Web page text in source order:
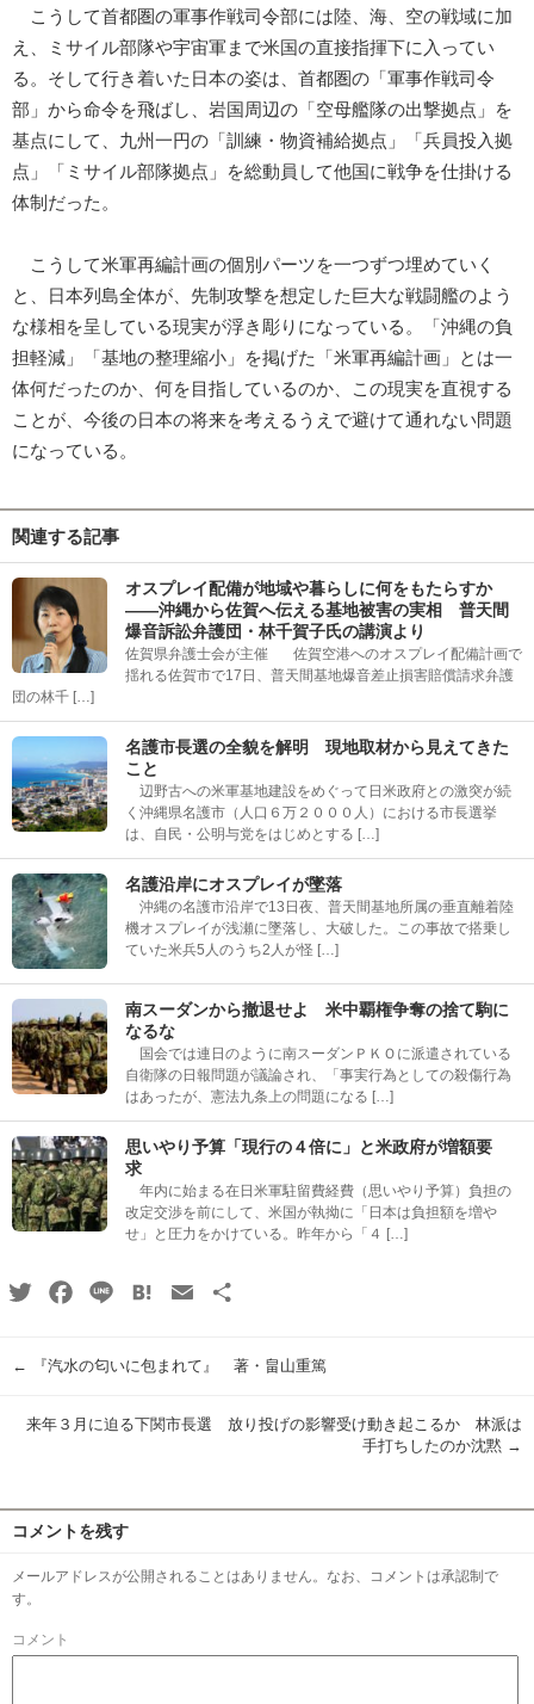
こうして首都圏の軍事作戦司令部には陸、海、空の戦域に加
え、ミサイル部隊や宇宙軍まで米国の直接指揮下に入ってい
る。そして行き着いた日本の姿は、首都圏の「軍事作戦司令
部」から命令を飛ばし、岩国周辺の「空母艦隊の出撃拠点」を
基点にして、九州一円の「訓練・物資補給拠点」「兵員投入拠
点」「ミサイル部隊拠点」を総動員して他国に戦争を仕掛ける
体制だった。
こうして米軍再編計画の個別パーツを一つずつ埋めていく
と、日本列島全体が、先制攻撃を想定した巨大な戦闘艦のよう
な様相を呈している現実が浮き彫りになっている。「沖縄の負
担軽減」「基地の整理縮小」を掲げた「米軍再編計画」とは一
体何だったのか、何を目指しているのか、この現実を直視する
ことが、今後の日本の将来を考えるうえで避けて通れない問題
になっている。
関連する記事
オスプレイ配備が地域や暮らしに何をもたらすか
――沖縄から佐賀へ伝える基地被害の実相 普天間
爆音訴訟弁護団・林千賀子氏の講演より
佐賀県弁護士会が主催 佐賀空港へのオスプレイ配備計画で
揺れる佐賀市で17日、普天間基地爆音差止損害賠償請求弁護
団の林千 […]
名護市長選の全貌を解明 現地取材から見えてきた
こと
辺野古への米軍基地建設をめぐって日米政府との激突が続
く沖縄県名護市（人口６万２０００人）における市長選挙
は、自民・公明与党をはじめとする […]
名護沿岸にオスプレイが墜落
沖縄の名護市沿岸で13日夜、普天間基地所属の垂直離着陸
機オスプレイが浅瀬に墜落し、大破した。この事故で搭乗し
ていた米兵5人のうち2人が怪 […]
南スーダンから撤退せよ 米中覇権争奪の捨て駒に
なるな
国会では連日のように南スーダンＰＫＯに派遣されている
自衛隊の日報問題が議論され、「事実行為としての殺傷行為
はあったが、憲法九条上の問題になる […]
思いやり予算「現行の４倍に」と米政府が増額要
求
年内に始まる在日米軍駐留費経費（思いやり予算）負担の
改定交渉を前にして、米国が執拗に「日本は負担額を増や
せ」と圧力をかけている。昨年から「４ […]
TwitterFacebook
Line HatenaEmail
← 『汽水の匂いに包まれて』 著・畠山重篤
来年３月に迫る下関市長選 放り投げの影響受け動き起こるか 林派は
手打ちしたのか沈黙 →
コメントを残す
メールアドレスが公開されることはありません。なお、コメントは承認制で
す。
コメント